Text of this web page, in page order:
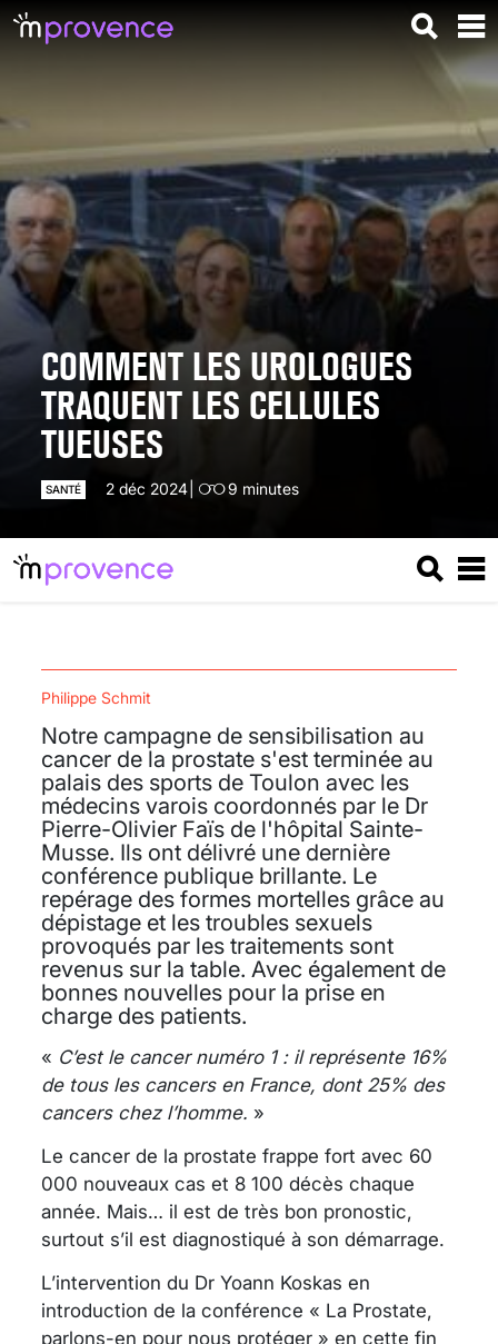
COMMENT LES UROLOGUES
TRAQUENT LES CELLULES
TUEUSES
SANTÉ 2 déc 2024 9 minutes
Notre campagne de sensibilisation au
cancer de la prostate s'est terminée au
palais des sports de Toulon avec les
médecins varois coordonnés par le Dr
Pierre-Olivier Faïs de l'hôpital Sainte-
Musse. Ils ont délivré une dernière
conférence publique brillante. Le
repérage des formes mortelles grâce au
dépistage et les troubles sexuels
provoqués par les traitements sont
revenus sur la table. Avec également de
bonnes nouvelles pour la prise en
charge des patients.
Philippe Schmit
« C’est le cancer numéro 1 : il représente 16%
de tous les cancers en France, dont 25% des
cancers chez l’homme. »
Le cancer de la prostate frappe fort avec 60
000 nouveaux cas et 8 100 décès chaque
année. Mais… il est de très bon pronostic,
surtout s’il est diagnostiqué à son démarrage.
L’intervention du Dr Yoann Koskas en
introduction de la conférence « La Prostate,
parlons-en pour nous protéger » en cette fin